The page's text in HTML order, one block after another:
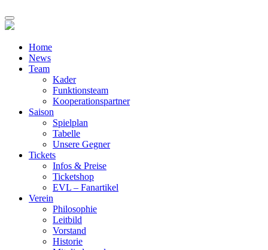
Home
News
Team
Kader
Funktionsteam
Kooperationspartner
Saison
Spielplan
Tabelle
Unsere Gegner
Tickets
Infos & Preise
Ticketshop
EVL – Fanartikel
Verein
Philosophie
Leitbild
Vorstand
Historie